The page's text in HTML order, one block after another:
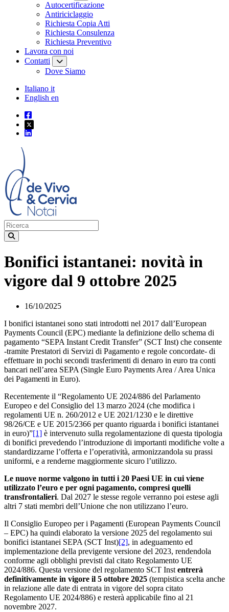
Autocertificazione
Antiriciclaggio
Richiesta Copia Atti
Richiesta Consulenza
Richiesta Preventivo
Lavora con noi
Contatti
Dove Siamo
Italiano it
English en
Bonifici istantanei: novità in
vigore dal 9 ottobre 2025
16/10/2025
I bonifici istantanei sono stati introdotti nel 2017 dall’European
Payments Council (EPC) mediante la definizione dello schema di
pagamento “SEPA Instant Credit Transfer” (SCT Inst) che consente
-tramite Prestatori di Servizi di Pagamento e regole concordate- di
effettuare in pochi secondi trasferimenti di denaro in euro tra conti
bancari nell’area SEPA (Single Euro Payments Area / Area Unica
dei Pagamenti in Euro).
Recentemente il “Regolamento UE 2024/886 del Parlamento
Europeo e del Consiglio del 13 marzo 2024 (che modifica i
regolamenti UE n. 260/2012 e UE 2021/1230 e le direttive
98/26/CE e UE 2015/2366 per quanto riguarda i bonifici istantanei
in euro)”[1] è intervenuto sulla regolamentazione di questa tipologia
di bonifici prevedendo l’introduzione di importanti modifiche volte a
standardizzarne l’offerta e l’operatività, armonizzandola su prassi
uniformi, e a renderne maggiormente sicuro l’utilizzo.
Le nuove norme valgono in tutti i 20 Paesi UE in cui viene
utilizzato l’euro e per ogni pagamento, compresi quelli
transfrontalieri. Dal 2027 le stesse regole verranno poi estese agli
altri 7 stati membri dell’Unione che non utilizzano l’euro.
Il Consiglio Europeo per i Pagamenti (European Payments Council
– EPC) ha quindi elaborato la versione 2025 del regolamento sui
bonifici istantanei SEPA (SCT Inst)[2], in adeguamento ed
implementazione della previgente versione del 2023, rendendola
conforme agli obblighi previsti dal citato Regolamento UE
2024/886. Questa versione del regolamento SCT Inst entrerà
definitivamente in vigore il 5 ottobre 2025 (tempistica scelta anche
in relazione alle date di entrata in vigore del sopra citato
Regolamento UE 2024/886) e resterà applicabile fino al 21
novembre 2027.